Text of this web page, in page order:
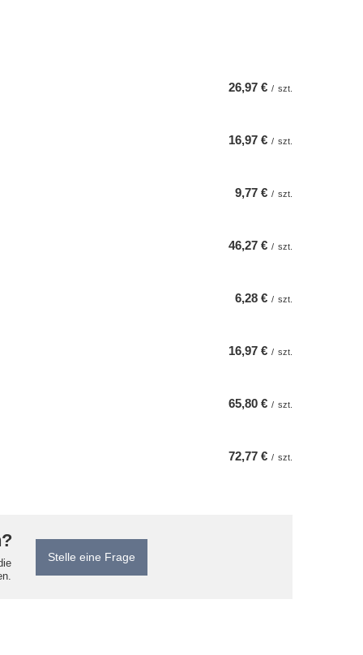
26,97 € / szt.
16,97 € / szt.
9,77 € / szt.
46,27 € / szt.
6,28 € / szt.
16,97 € / szt.
65,80 € / szt.
72,77 € / szt.
Stelle eine Frage